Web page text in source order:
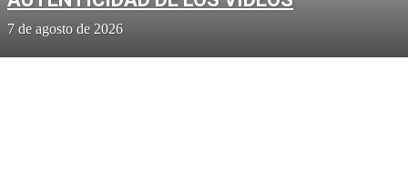
7 de agosto de 2026